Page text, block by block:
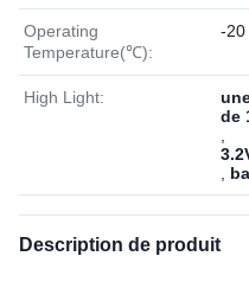
Operating
Temperature(℃):
-20
High Light:
de
Description de produit